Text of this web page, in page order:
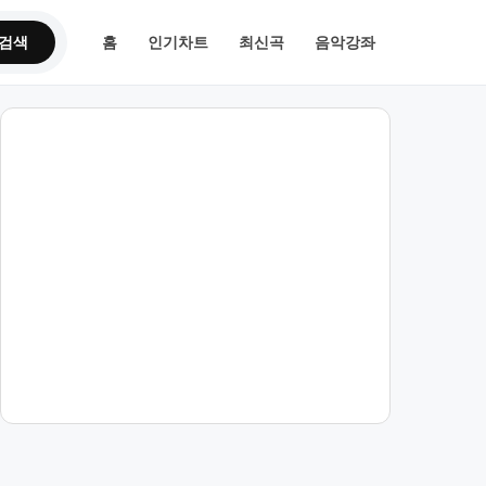
색 홈 인기차트 최신곡 음악강좌